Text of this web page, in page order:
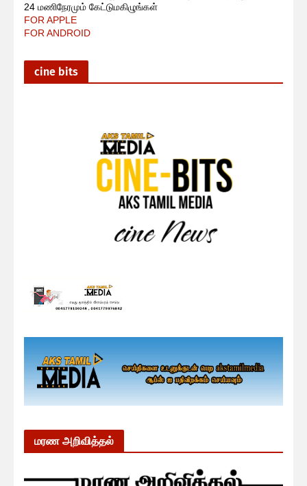
24 மணிநேரமும் கேட்டுமகிழுங்கள்
FOR APPLE
FOR ANDROID
cine bits
மரண அறிவித்தல்